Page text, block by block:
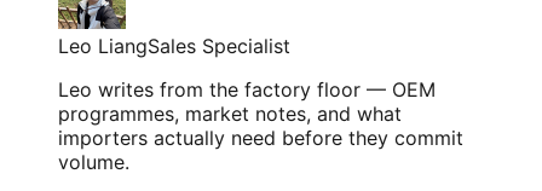
Leo LiangSales Specialist
Leo writes from the factory floor — OEM
programmes, market notes, and what
importers actually need before they commit
volume.